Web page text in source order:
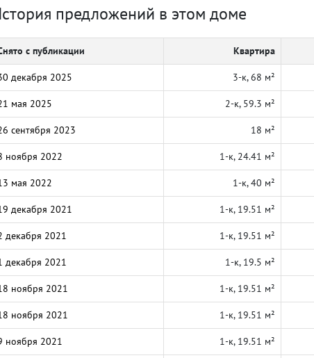
предложений в этом доме
с публикации Квартира
декабря 2025 3-к, 68 м²
мая 2025 2-к, 59.3 м²
сентября 2023 18 м²
ноября 2022 1-к, 24.41 м²
мая 2022 1-к, 40 м²
декабря 2021 1-к, 19.51 м²
декабря 2021 1-к, 19.51 м²
декабря 2021 1-к, 19.5 м²
ноября 2021 1-к, 19.51 м²
ноября 2021 1-к, 19.51 м²
ноября 2021 1-к, 19.51 м²